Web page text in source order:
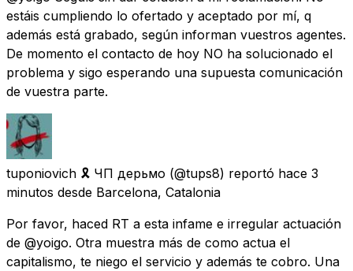
estáis cumpliendo lo ofertado y aceptado por mí, q
además está grabado, según informan vuestros agentes.
De momento el contacto de hoy NO ha solucionado el
problema y sigo esperando una supuesta comunicación
de vuestra parte.
tuponiovich 🎗 ЧП дерьмо (@tups8) reportó hace 3
minutos desde Barcelona, Catalonia
Por favor, haced RT a esta infame e irregular actuación
de @yoigo. Otra muestra más de como actua el
capitalismo, te niego el servicio y además te cobro. Una